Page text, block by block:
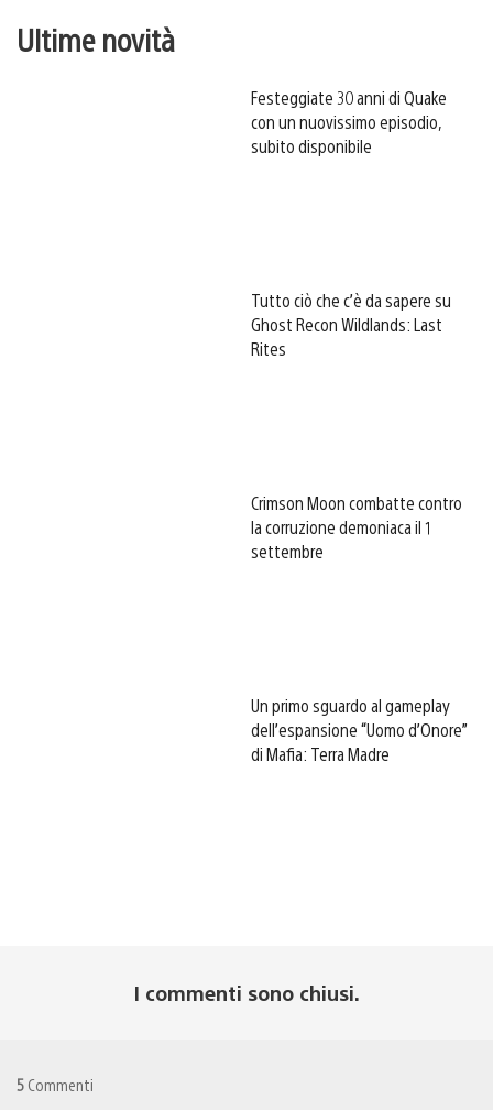
Ultime novità
Festeggiate 30 anni di Quake
con un nuovissimo episodio,
subito disponibile
Tutto ciò che c’è da sapere su
Ghost Recon Wildlands: Last
Rites
Crimson Moon combatte contro
la corruzione demoniaca il 1
settembre
Un primo sguardo al gameplay
dell’espansione “Uomo d’Onore”
di Mafia: Terra Madre
I commenti sono chiusi.
5 Commenti